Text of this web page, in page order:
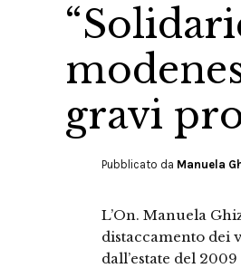
gravi
Pubblicato da Manuela
L’On. Manuela
distaccamento dei
dall’estate del